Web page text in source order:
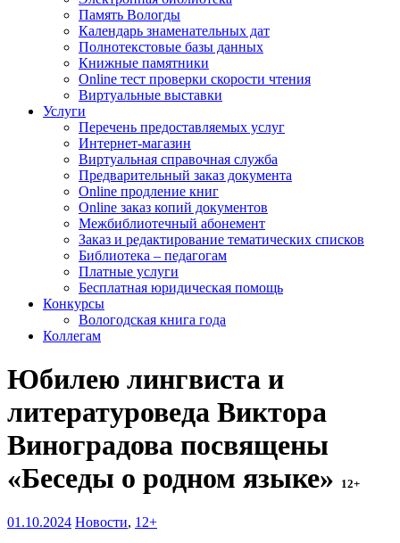
Память Вологды
Календарь знаменательных дат
Полнотекстовые базы данных
Книжные памятники
Online тест проверки скорости чтения
Виртуальные выставки
Услуги
Перечень предоставляемых услуг
Интернет-магазин
Виртуальная справочная служба
Предварительный заказ документа
Online продление книг
Online заказ копий документов
Межбиблиотечный абонемент
Заказ и редактирование тематических списков
Библиотека – педагогам
Платные услуги
Бесплатная юридическая помощь
Конкурсы
Вологодская книга года
Коллегам
Юбилею лингвиста и
литературоведа Виктора
Виноградова посвящены
«Беседы о родном языке»
12+
01.10.2024 Новости, 12+